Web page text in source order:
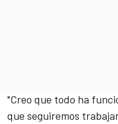
"Creo que todo ha
que seguiremos